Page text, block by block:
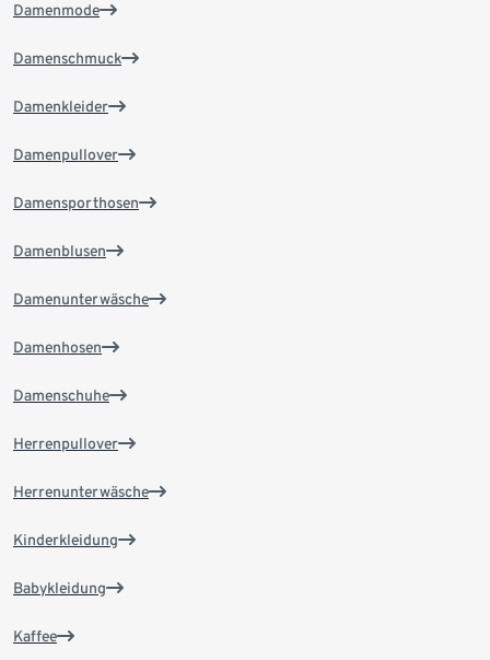
Damenmode
Damenschmuck
Damenkleider
Damenpullover
Damensporthosen
Damenblusen
Damenunterwäsche
Damenhosen
Damenschuhe
Herrenpullover
Herrenunterwäsche
Kinderkleidung
Babykleidung
Kaffee